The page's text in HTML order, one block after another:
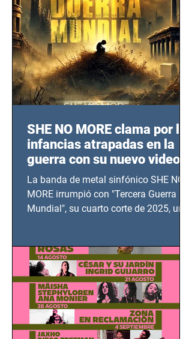
SHE NO MORE clama por las
infancias atrapadas en la
guerra con su nuevo video
TERCERA GUERRA
MUNDIAL
La banda de metal sinfónico SHE NO
MORE irrumpió con "Tercera Guerra
Mundial", su cuarto corte de 2025, un
bélicos.